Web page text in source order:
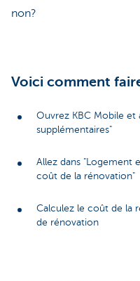
non?
Voici comment
Ouvrez KBC Mobile et
supplémentaires"
Allez dans "Logement
coût de la rénovation"
Calculez le coût de la
de rénovation